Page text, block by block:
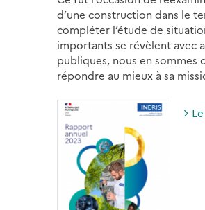
d’une construction dans le
compléter l’étude de
importants se révèlent avec
publiques, nous en sommes
répondre au mieux à sa